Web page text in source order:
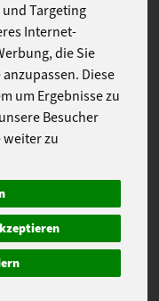
Targeting
Internet-
die Sie
Diese
um Ergebnisse zu
Besucher
weiter zu